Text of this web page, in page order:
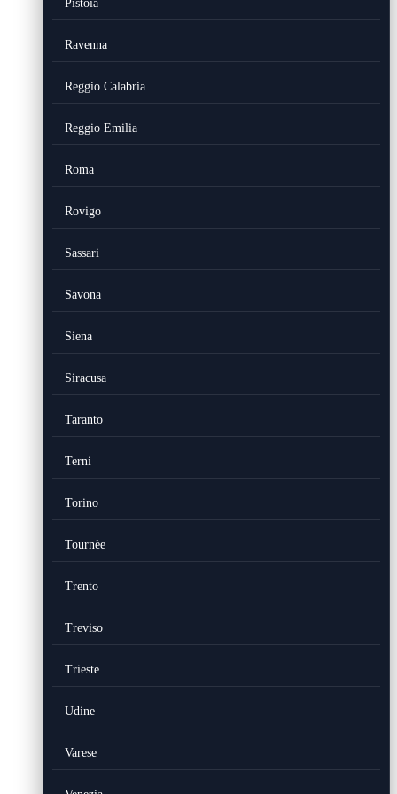
Pistoia
Ravenna
Reggio Calabria
Reggio Emilia
Roma
Rovigo
Sassari
Savona
Siena
Siracusa
Taranto
Terni
Torino
Tournèe
Trento
Treviso
Trieste
Udine
Varese